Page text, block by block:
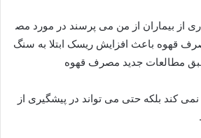
از بیماران از من می پرسند در مورد مص
قهوه باعث افزایش ریسک ابتلا به سنگ
مطالعات جدید مصرف ‌قهوه‌
نمی کند بلکه حتی می تواند در پیشگیری از